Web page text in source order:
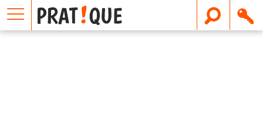
E
m
a